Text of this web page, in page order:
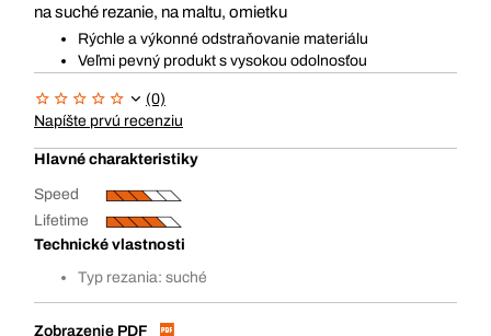
na suché rezanie, na maltu, omietku
Rýchle a výkonné odstraňovanie materiálu
Veľmi pevný produkt s vysokou odolnosťou
(0)
Napíšte prvú recenziu
Hlavné charakteristiky
Speed
Lifetime
Technické vlastnosti
Typ rezania: suché
Zobrazenie PDF